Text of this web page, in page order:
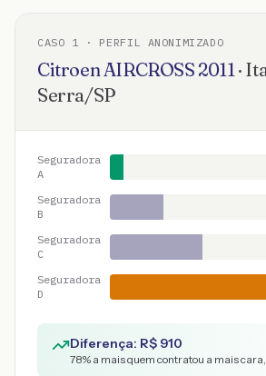
CASO 1 · PERFIL ANONIMIZADO
CitroenAIRCROSS 2011·
Serra/SP
Seguradora
A
Seguradora
B
Seguradora
C
Seguradora
D
Diferença: R$ 910
78% a mais quem contratou a mais